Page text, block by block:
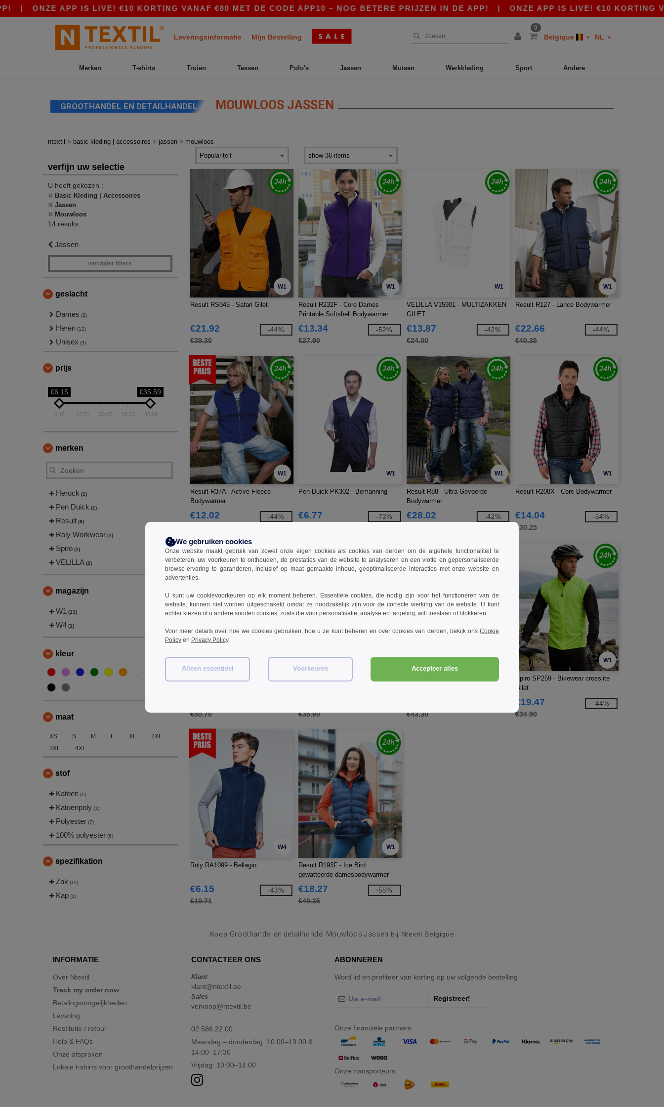
ONZE APP IS LIVE! €10 KORTING VANAF €80 MET DE CODE APP10 – NOG BETERE PRIJZEN IN DE APP! | ONZE APP IS LIVE! €10 KORTING
Leveringsinformatie Mijn Bestelling
0
Belgique NL
Merken T-shirts Truien Tassen Polo's Jassen Mutsen Werkkleding Sport Andere
GROOTHANDEL EN DETAILHANDEL MOUWLOOS JASSEN
ntextil > basic kleding | accessoires > jassen > mouwloos
verfijn uw selectie
U heeft gekozen :
Basic Kleding | Accessoires
Jassen
Mouwloos
14 results.
Jassen
verwijder filters
geslacht
Dames (2)
Heren (12)
Unisex (3)
prijs
€6.15 €35.59
6.15 13.51 20.87 28.23 35.59
merken
Herock (1)
Pen Duick (1)
Result (8)
Roly Workwear (1)
Spiro (1)
VELILLA (2)
magazijn
W1 (13)
W4 (1)
kleur
maat
XS S M L XL
2XL
3XL
4XL
stof
Katoen (1)
Katoenpoly (1)
Polyester (7)
100% polyester (6)
spezifikation
Zak (11)
Kap (1)
W1
Result RS045 - Safari Gilet
€21.92
€39.30
-44%
W1
Result R232F - Core Dames
Printable Softshell Bodywarmer
€13.34
€27.90
-52%
W1
VELILLA V15901 - MULTIZAKKEN
GILET
€13.87
€24.00
-42%
W1
Result R127 - Lance Bodywarmer
€22.66
€40.35
-44%
W1
Result R37A - Active Fleece
Bodywarmer
€12.02 -44%
W1
Pen Duick PK302 - Bemanning
€6.77 -73%
W1
Result R88 - Ultra Gevoerde
Bodywarmer
€28.02 -42%
W1
Result R208X - Core Bodywarmer
€14.04
€30.25
-54%
Herock HK200 - Neptune
€50.70
VELILLA V5902 - BICOLORE
€35.80
W1
€43.30
W1
Spiro SP259 - Bikewear crosslite
Gilet
€19.47
€34.90
-44%
W4
Roly RA1099 - Bellagio
€6.15
€10.71
-43%
W1
Result R193F - Ice Bird
gewatteerde damesbodywarmer
€18.27
€40.35
-55%
Koop Groothandel en detailhandel Mouwloos Jassen bij Ntextil Belgique
INFORMATIE
Over Ntextil
Track my order now
Betalingsmogelijkheden
Levering
Restitutie / retour
Help & FAQs
Onze afspraken
Lokale t-shirts voor groothandelprijzen
CONTACTEER ONS
Klant
klant@ntextil.be
Sales
verkoop@ntextil.be
02 586 22 00
Maandag – donderdag: 10:00–13:00 &
14:00–17:30
Vrijdag: 10:00–14:00
ABONNEREN
Word lid en profiteer van korting op uw volgende bestelling
Registreer!
Onze financiële partners
Onze transporteurs
We gebruiken cookies
Onze website maakt gebruik van zowel onze eigen cookies als cookies van derden om de algehele functionaliteit te
verbeteren, uw voorkeuren te onthouden, de prestaties van de website te analyseren en een vlotte en gepersonaliseerde
browse-ervaring te garanderen, inclusief op maat gemaakte inhoud, geoptimaliseerde interacties met onze website en
advertenties.
U kunt uw cookievoorkeuren op elk moment beheren. Essentiële cookies, die nodig zijn voor het functioneren van de
website, kunnen niet worden uitgeschakeld omdat ze noodzakelijk zijn voor de correcte werking van de website. U kunt
echter kiezen of u andere soorten cookies, zoals die voor personalisatie, analyse en targeting, wilt toestaan of blokkeren.
Voor meer details over hoe we cookies gebruiken, hoe u ze kunt beheren en over cookies van derden, bekijk ons Cookie
Policy en Privacy Policy.
Alleen essentiëel Voorkeuren Accepteer alles